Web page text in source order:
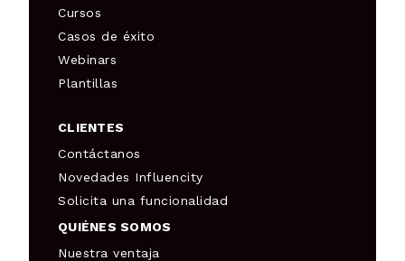
Cursos
Casos de éxito
Webinars
Plantillas
CLIENTES
Contáctanos
Novedades Influencity
Solicita una funcionalidad
QUIÉNES SOMOS
Nuestra ventaja